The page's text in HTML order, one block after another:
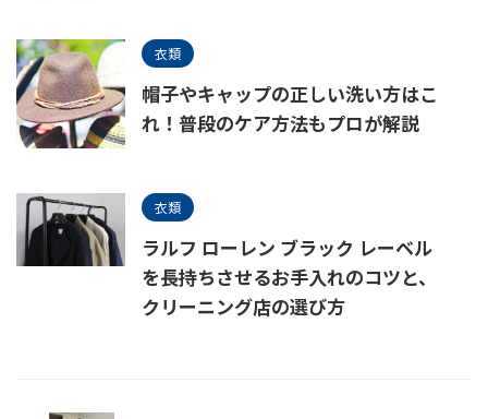
衣類
帽子やキャップの正しい洗い方はこ
れ！普段のケア方法もプロが解説
衣類
ラルフ ローレン ブラック レーベル
を長持ちさせるお手入れのコツと、
クリーニング店の選び方